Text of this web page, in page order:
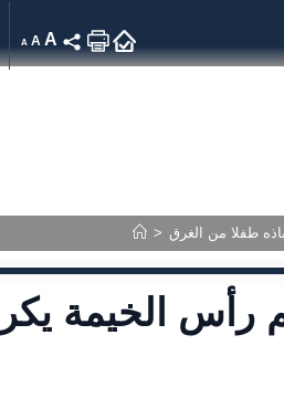
A A A
> طفلا من الغرق
الخيمة